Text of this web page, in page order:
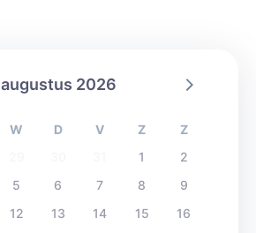
augustus 2026
W D V Z
Z
1
2
5 6 7 8
9
12 13 14 15
16